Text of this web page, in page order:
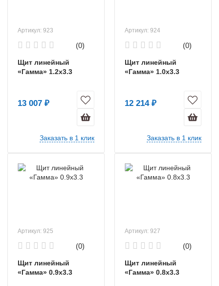
Артикул: 923
(0)
Щит линейный
«Гамма» 1.2х3.3
13 007 ₽
Заказать в 1 клик
Артикул: 924
(0)
Щит линейный
«Гамма» 1.0х3.3
12 214 ₽
Заказать в 1 клик
Артикул: 925
(0)
Щит линейный
«Гамма» 0.9х3.3
Артикул: 927
(0)
Щит линейный
«Гамма» 0.8х3.3